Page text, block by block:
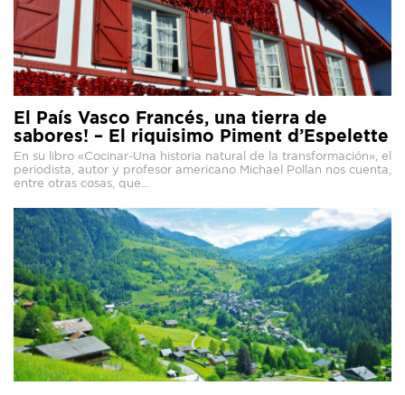
El País Vasco Francés, una tierra de
sabores! – El riquisimo Piment d’Espelette
En su libro «Cocinar-Una historia natural de la transformación», el
periodista, autor y profesor americano Michael Pollan nos cuenta,
entre otras cosas, que...